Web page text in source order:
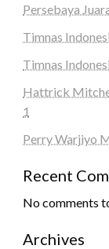
Persebaya
Timnas
Timnas
Hattrick
1
Perry Warjiyo
Recent
No comments
Archives